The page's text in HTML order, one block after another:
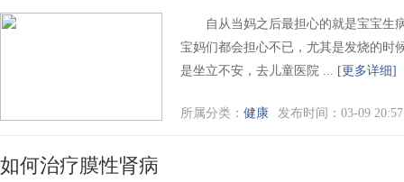
自从当妈之后最担心的就是宝宝生
宝妈们都会担心不已，尤其是发烧的时
是坐立不安，去儿童医院 ... [更多详细]
所属分类： 健康 发布时间：03-09
如何治疗膜性肾病